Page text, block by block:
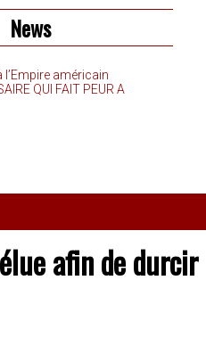
News
l’Empire américain
QUI FAIT PEUR A
afin de durcir